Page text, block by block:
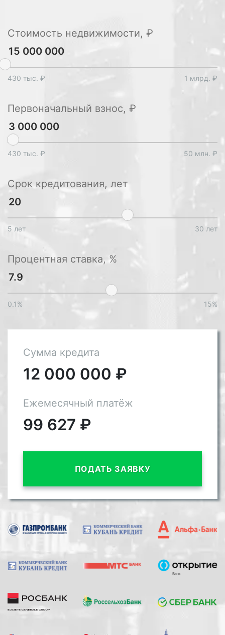
Стоимость недвижимости, ₽
430 тыс. ₽ 1 млрд. ₽
Первоначальный взнос, ₽
430 тыс. ₽ 50 млн. ₽
Срок кредитования, лет
5 лет 30 лет
Процентная ставка, %
0.1% 15%
Сумма кредита
12 000 000 ₽
Ежемесячный платёж
99 627 ₽
ПОДАТЬ ЗАЯВКУ